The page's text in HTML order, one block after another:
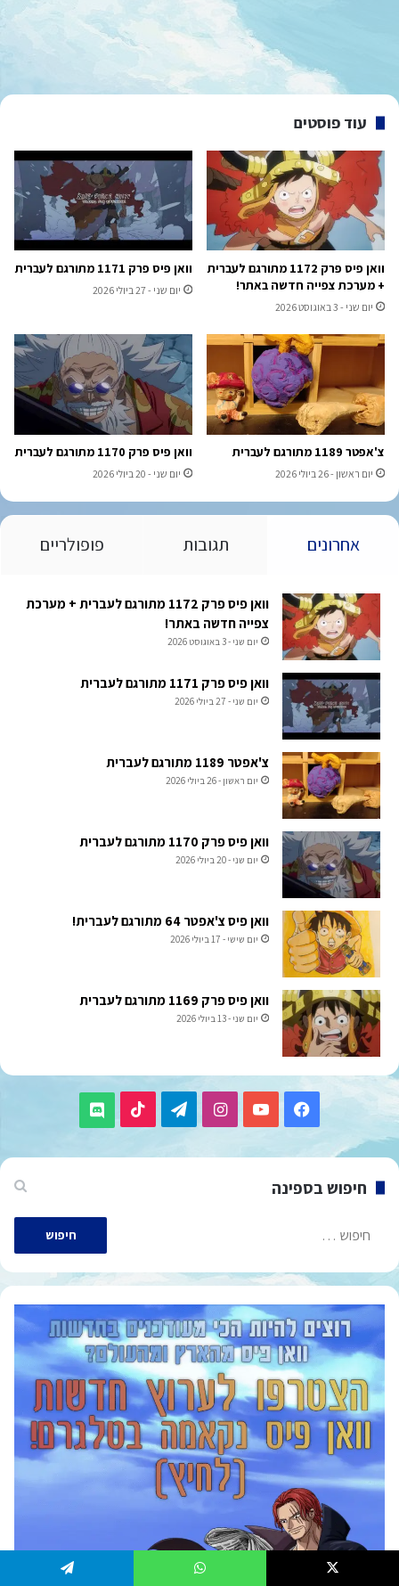
עוד פוסטים
וואן פיס פרק 1172 מתורגם לעברית
+ מערכת צפייה חדשה באתר!
יום שני - 3 באוגוסט 2026
וואן פיס פרק 1171 מתורגם לעברית
יום שני - 27 ביולי 2026
צ'אפטר 1189 מתורגם לעברית
יום ראשון - 26 ביולי 2026
וואן פיס פרק 1170 מתורגם לעברית
יום שני - 20 ביולי 2026
אחרונים תגובות פופולריים
וואן פיס פרק 1172 מתורגם לעברית + מערכת
צפייה חדשה באתר!
יום שני - 3 באוגוסט 2026
וואן פיס פרק 1171 מתורגם לעברית
יום שני - 27 ביולי 2026
צ'אפטר 1189 מתורגם לעברית
יום ראשון - 26 ביולי 2026
וואן פיס פרק 1170 מתורגם לעברית
יום שני - 20 ביולי 2026
וואן פיס צ'אפטר 64 מתורגם לעברית!
יום שישי - 17 ביולי 2026
וואן פיס פרק 1169 מתורגם לעברית
יום שני - 13 ביולי 2026
Facebook
YouTube
Instagram
Telegram
TikTok
Discord
חיפוש בספינה
חיפוש: